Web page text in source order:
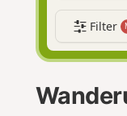
Filter